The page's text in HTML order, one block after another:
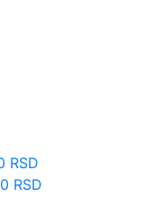
RSD
RSD